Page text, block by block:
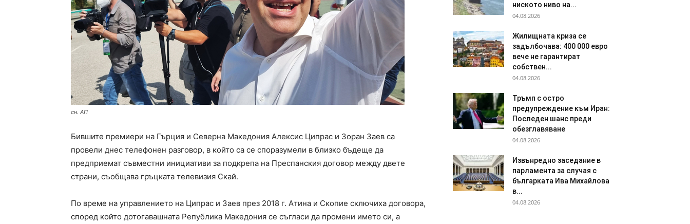
сн. АП
Бившите премиери на Гърция и Северна Македония Алексис Ципрас и Зоран Заев са
провели днес телефонен разговор, в който са се споразумели в близко бъдеще да
предприемат съвместни инициативи за подкрепа на Преспанския договор между двете
страни, съобщава гръцката телевизия Скай.
По време на управлението на Ципрас и Заев през 2018 г. Атина и Скопие сключиха договора,
според който дотогавашната Република Македония се съгласи да промени името си, а
ниското ниво на...
04.08.2026
Жилищната криза се
задълбочава: 400 000 евро
вече не гарантират
собствен...
04.08.2026
Тръмп с остро
предупреждение към Иран:
Последен шанс преди
обезглавяване
04.08.2026
Извънредно заседание в
парламента за случая с
българката Ива Михайлова
в...
04.08.2026